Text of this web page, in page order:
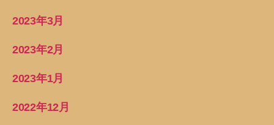
2023年3月
2023年2月
2023年1月
2022年12月